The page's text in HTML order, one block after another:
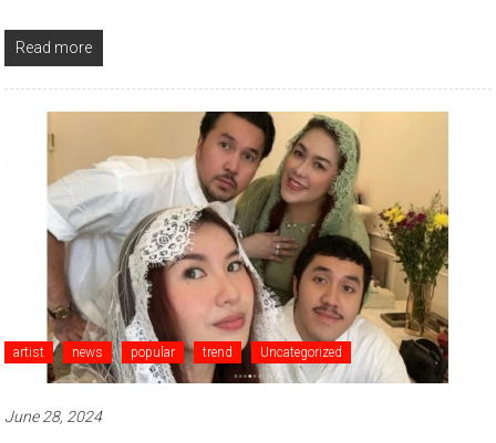
Read more
artist news popular trend Uncategorized
June 28, 2024